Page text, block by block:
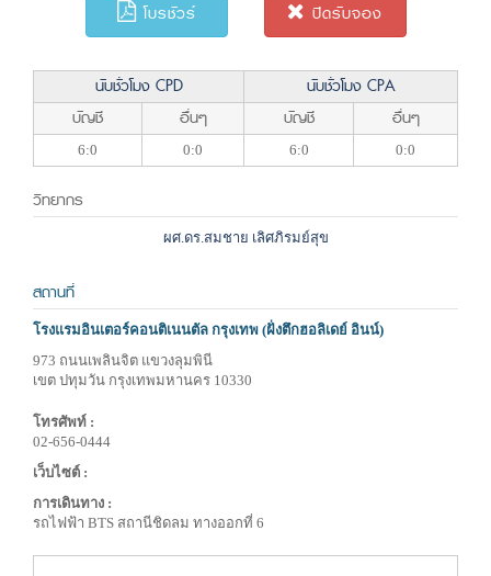
โบรชัวร์ ปิดรับจอง
นับชั่วโมง CPD
นับชั่วโมง CPA
บัญชี
อื่นๆ บัญชี อื่นๆ
6:0 0:0 6:0 0:0
วิทยากร
ผศ.ดร.สมชาย เลิศภิรมย์สุข
สถานที่
โรงแรมอินเตอร์คอนติเนนตัล กรุงเทพ (ฝั่งตึกฮอลิเดย์ อินน์)
973 ถนนเพลินจิต แขวงลุมพินี
เขต ปทุมวัน กรุงเทพมหานคร 10330
โทรศัพท์ :
02-656-0444
เว็บไซต์ :
การเดินทาง :
รถไฟฟ้า BTS สถานีชิดลม ทางออกที่ 6